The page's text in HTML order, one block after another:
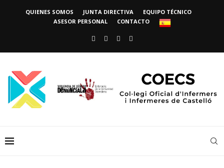
QUIENES SOMOS JUNTA DIRECTIVA
EQUIPO TÉCNICO
ASESOR PERSONAL
CONTACTO